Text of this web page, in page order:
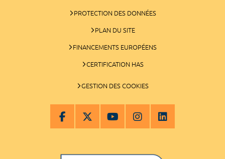
PROTECTION DES DONNÉES
PLAN DU SITE
FINANCEMENTS EUROPÉENS
CERTIFICATION HAS
GESTION DES COOKIES